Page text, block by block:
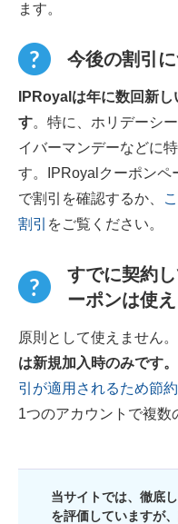
ます。
今後の割引
IPRoyalは年に数回新
す。特に、ホリデーシ
イバーマンデーなどに
す。IPRoyalクーポンペ
で割引を確認するか、
割引 をご覧ください。
すでに契約
ーポンは使
原則として使えません。
は新規加入時のみです。
引が適用されるため節
1つのアカウントで複数
当サイトでは、徹底
を評価していますが